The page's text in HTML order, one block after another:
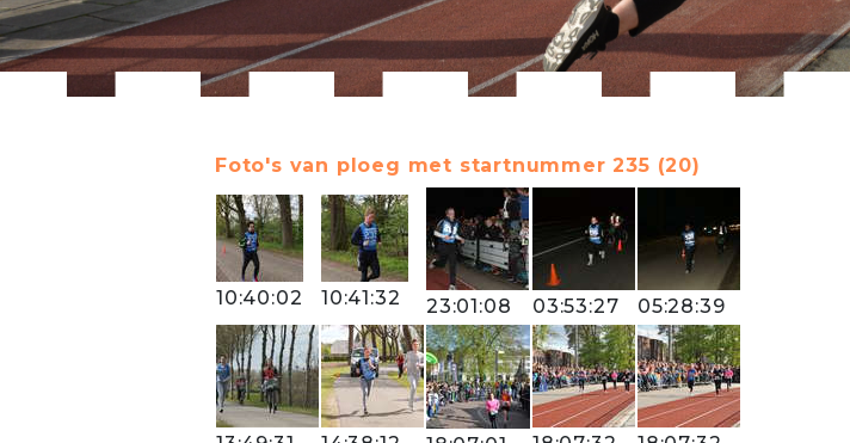
Foto's van ploeg met startnummer 235 (20)
10:40:02 10:41:32 23:01:08 03:53:27 05:28:39